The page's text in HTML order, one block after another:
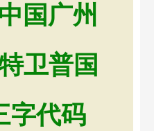
国广州
卫普国
字代码